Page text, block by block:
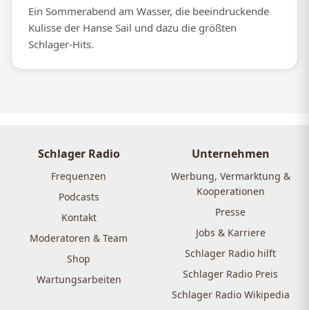
Ein Sommerabend am Wasser, die beeindruckende
Kulisse der Hanse Sail und dazu die größten
Schlager-Hits.
Schlager Radio
Frequenzen
Podcasts
Kontakt
Moderatoren & Team
Shop
Wartungsarbeiten
Unternehmen
Werbung, Vermarktung &
Kooperationen
Presse
Jobs & Karriere
Schlager Radio hilft
Schlager Radio Preis
Schlager Radio Wikipedia